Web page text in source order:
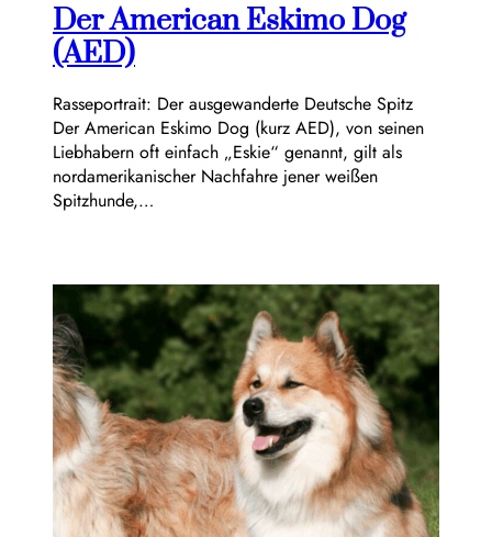
Der American Eskimo Dog
(AED)
Rasseportrait: Der ausgewanderte Deutsche Spitz
Der American Eskimo Dog (kurz AED), von seinen
Liebhabern oft einfach „Eskie“ genannt, gilt als
nordamerikanischer Nachfahre jener weißen
Spitzhunde,…